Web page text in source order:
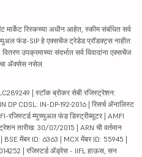
मार्केट रिस्कच्या अधीन आहेत, स्कीम संबंधित सर्व
फंड-SIP हे एक्सचेंज ट्रेडेड प्रॉडक्ट्स नाहीत
उपक्रमाच्या संदर्भात सर्व विवादांना एक्सचेंज
ॲक्सेस नसेल.
| स्टॉक ब्रोकर सेबी रजिस्ट्रेशन:
DP CDSL: IN-DP-192-2016 | रिसर्च ॲनालिस्ट
म्युच्युअल फंड डिस्ट्रीब्यूटर | AMFI
तारीख: 30/07/2015 | ARN ची वर्तमान
मेंबर ID: 6363 | MCX मेंबर ID: 55945 |
| रजिस्टर्ड ॲड्रेस - IIFL हाऊस, सन